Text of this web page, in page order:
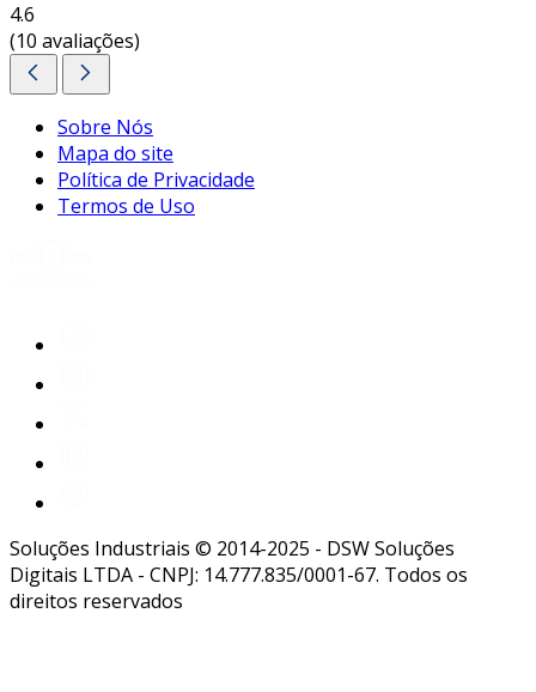
4.6
(10 avaliações)
Sobre Nós
Mapa do site
Política de Privacidade
Termos de Uso
Soluções Industriais © 2014-2025 - DSW Soluções
Digitais LTDA - CNPJ: 14.777.835/0001-67. Todos os
direitos reservados